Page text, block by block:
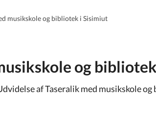
musikskole og bibliotek i Sisimiut
og
af Taseralik med musikskole og